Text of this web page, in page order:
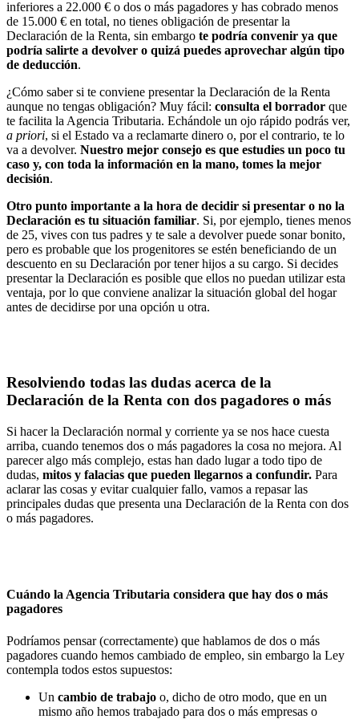
inferiores a 22.000 € o dos o más pagadores y has cobrado menos
de 15.000 € en total, no tienes obligación de presentar la
Declaración de la Renta, sin embargo te podría convenir ya que
podría salirte a devolver o quizá puedes aprovechar algún tipo
de deducción.
¿Cómo saber si te conviene presentar la Declaración de la Renta
aunque no tengas obligación? Muy fácil: consulta el borrador que
te facilita la Agencia Tributaria. Echándole un ojo rápido podrás ver,
a priori, si el Estado va a reclamarte dinero o, por el contrario, te lo
va a devolver. Nuestro mejor consejo es que estudies un poco tu
caso y, con toda la información en la mano, tomes la mejor
decisión.
Otro punto importante a la hora de decidir si presentar o no la
Declaración es tu situación familiar. Si, por ejemplo, tienes menos
de 25, vives con tus padres y te sale a devolver puede sonar bonito,
pero es probable que los progenitores se estén beneficiando de un
descuento en su Declaración por tener hijos a su cargo. Si decides
presentar la Declaración es posible que ellos no puedan utilizar esta
ventaja, por lo que conviene analizar la situación global del hogar
antes de decidirse por una opción u otra.
Resolviendo todas las dudas acerca de la
Declaración de la Renta con dos pagadores o más
Si hacer la Declaración normal y corriente ya se nos hace cuesta
arriba, cuando tenemos dos o más pagadores la cosa no mejora. Al
parecer algo más complejo, estas han dado lugar a todo tipo de
dudas, mitos y falacias que pueden llegarnos a confundir. Para
aclarar las cosas y evitar cualquier fallo, vamos a repasar las
principales dudas que presenta una Declaración de la Renta con dos
o más pagadores.
Cuándo la Agencia Tributaria considera que hay dos o más
pagadores
Podríamos pensar (correctamente) que hablamos de dos o más
pagadores cuando hemos cambiado de empleo, sin embargo la Ley
contempla todos estos supuestos:
Un cambio de trabajo o, dicho de otro modo, que en un
mismo año hemos trabajado para dos o más empresas o